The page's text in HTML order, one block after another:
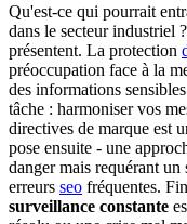
Qu'est-ce qui pourrait
dans le secteur industriel
présentent. La protection
préoccupation face à la
des informations
tâche : harmoniser vos
directives de marque est
pose ensuite - une
danger mais requérant
erreurs seo fréquentes.
surveillance constante